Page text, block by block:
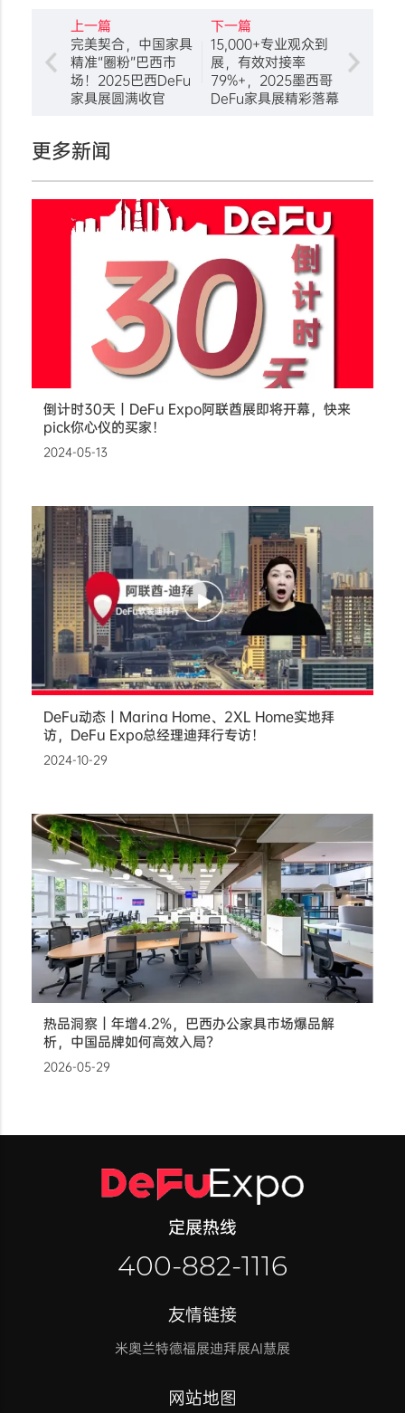
上一篇
完美契合，中国家具
精准“圈粉”巴西市
场！2025巴西DeFu
家具展圆满收官
下一篇
15,000+专业观众到
展，有效对接率
79%+，2025墨西哥
DeFu家具展精彩落幕
更多新闻
倒计时30天丨DeFu Expo阿联酋展即将开幕，快来
pick你心仪的买家！
2024-05-13
DeFu动态丨Marina Home、2XL Home实地拜
访，DeFu Expo总经理迪拜行专访！
2024-10-29
热品洞察｜年增4.2%，巴西办公家具市场爆品解
析，中国品牌如何高效入局？
2026-05-29
定展热线
400-882-1116
友情链接
米奥兰特德福展迪拜展AI慧展
网站地图